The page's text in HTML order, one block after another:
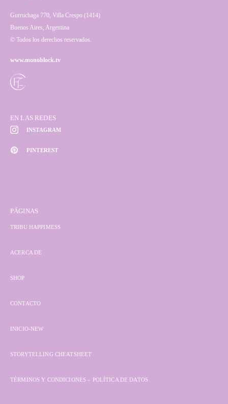
Gurruchaga 770, Villa Crespo (1414)
Buenos Aires, Argentina
© Todos los derechos reservados.
www.monoblock.tv
EN LAS REDES
INSTAGRAM
PINTEREST
PÁGINAS
TRIBU HAPPIMESS
ACERCA DE
SHOP
CONTACTO
INICIO-NEW
STORYTELLING CHEATSHEET
TÉRMINOS Y CONDICIONES – POLÍTICA DE DATOS